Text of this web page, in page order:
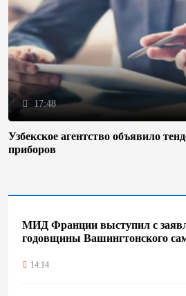
17:48
Узбекское агентство объявило
приборов
МИД Франции выступил с
годовщины Вашингтонского
14:14